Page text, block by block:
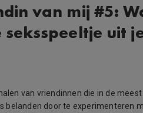
van mij #5:
uit
van vriendinnen die in de meest
belanden door te experimenteren